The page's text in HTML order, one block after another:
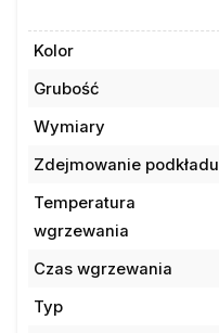
Kolor
Grubość
Wymiary
Zdejmowanie podkładu
Temperatura
wgrzewania
Czas wgrzewania
Typ